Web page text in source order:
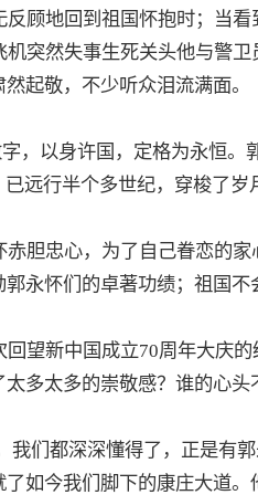
顾地回到祖国怀抱时；当
突然失事生死关头他与警
起敬，不少听众泪流满面。
，以身许国，定格为永恒。
远行半个多世纪，穿梭了
胆忠心，为了自己眷恋的
永怀们的卓著功绩；祖国
望新中国成立70周年大庆
多太多的崇敬感？谁的心
我们都深深懂得了，正是有
如今我们脚下的康庄大道